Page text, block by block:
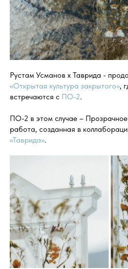
Рустам Усманов х Таврида -
«Открытая культура закрытого»,
встречаются с ПО-2.
ПО-2 в этом случае –
работа, созданная в
«Таврида».